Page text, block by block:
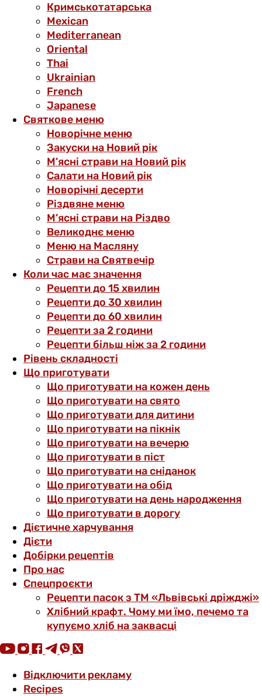
Кримськотатарська
Mexican
Mediterranean
Oriental
Thai
Ukrainian
French
Japanese
Святкове меню
Новорічне меню
Закуски на Новий рік
М’ясні страви на Новий рік
Салати на Новий рік
Новорічні десерти
Різдвяне меню
М’ясні страви на Різдво
Великоднє меню
Меню на Масляну
Страви на Святвечір
Коли час має значення
Рецепти до 15 хвилин
Рецепти до 30 хвилин
Рецепти до 60 хвилин
Рецепти за 2 години
Рецепти більш ніж за 2 години
Рівень складності
Що приготувати
Що приготувати на кожен день
Що приготувати на свято
Що приготувати для дитини
Що приготувати на пікнік
Що приготувати на вечерю
Що приготувати в піст
Що приготувати на сніданок
Що приготувати на обід
Що приготувати на день народження
Що приготувати в дорогу
Дієтичне харчування
Дієти
Добірки рецептів
Про нас
Спецпроєкти
Рецепти пасок з ТМ «Львівські дріжджі»
Хлібний крафт. Чому ми їмо, печемо та
купуємо хліб на заквасці
Відключити рекламу
Recipes